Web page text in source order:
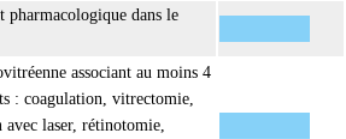
pharmacologique dans le
associant au moins 4
: coagulation, vitrectomie,
avec laser, rétinotomie,